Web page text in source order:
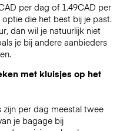
per dag of 1.49CAD per
die het best bij je past.
dan wil je natuurlijk niet
je bij andere aanbieders
met kluisjes op het
zijn per dag meestal twee
je bagage bij